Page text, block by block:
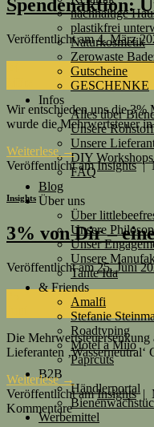
nachhaltige
plastikfrei
Naturkosmetik
Zerowaste
Gutscheine
GESCHENKE
Infos
Alles über
Unsere
Unsere
DIY Workshops
FAQ
Blog
Über uns
Über
Unsere
Unser
Unsere
Tante Ida
& Friends
Amalfi
Stefanie
Roadtyping
Motel a Miio
Paprcuts
B2B
Händlerportal
Werbemittel
Spendenaktion:
Veröffentlicht am4. März
Wir entschieden uns die 3%
wurde die Mehrwertsteuer
Weiterlese →
Veröffentlicht amInsights |
Insights
3% von Dir –
Veröffentlicht am25. Juni
Die Mehrwertsteuersenkung
Lieferanten
Weiterlese→
Veröffentlicht amInsights |
Kommentare